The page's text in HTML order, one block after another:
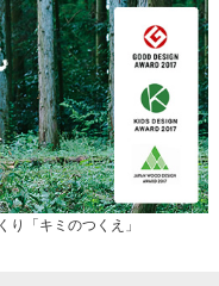
「キミのつくえ」